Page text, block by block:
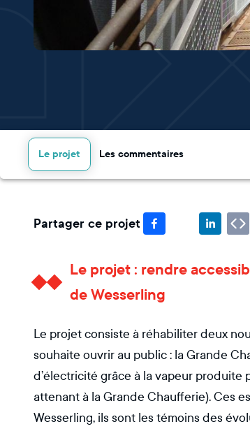
Le projet Les commentaires
Partager ce projet
Le projet : rendre
de Wesserling
Le projet consiste à réhabiliter deux
souhaite ouvrir au public : la Grande
d’électricité grâce à la vapeur
attenant à la Grande Chaufferie). Ces
Wesserling, ils sont les témoins des